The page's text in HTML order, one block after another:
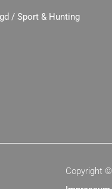
/ Sport & Hunting
Copyright ©